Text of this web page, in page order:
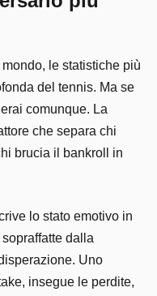
le statistiche più
del tennis. Ma se
comunque. La
che separa chi
brucia il bankroll in
lo stato emotivo in
dalla
Uno
insegue le perdite,